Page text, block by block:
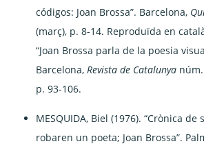
códigos: Joan Brossa”. Barcelona,
(març), p. 8-14. Reproduïda en
“Joan Brossa parla de la poesia
Barcelona,Revista de Catalunya
p. 93-106.
MESQUIDA, Biel (1976). “Crònica de
robaren un poeta; Joan Brossa”.